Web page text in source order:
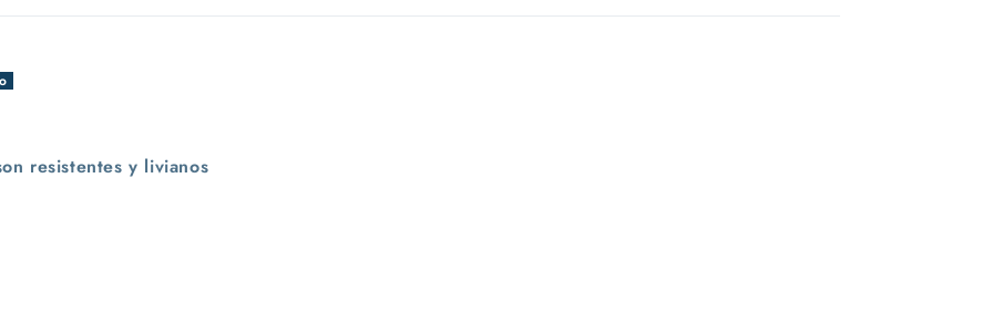
resistentes y livianos